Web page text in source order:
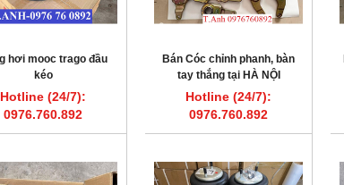
hơi mooc trago đầu
kéo
Hotline (24/7):
0976.760.892
Bán Cóc chỉnh phanh, bàn
tay thắng tại HÀ NỘI
Hotline (24/7):
0976.760.892